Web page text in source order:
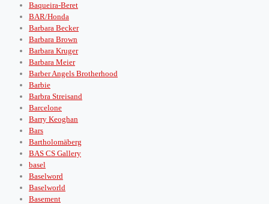
Baqueira-Beret
BAR/Honda
Barbara Becker
Barbara Brown
Barbara Kruger
Barbara Meier
Barber Angels Brotherhood
Barbie
Barbra Streisand
Barcelone
Barry Keoghan
Bars
Bartholomäberg
BAS CS Gallery
basel
Baselword
Baselworld
Basement